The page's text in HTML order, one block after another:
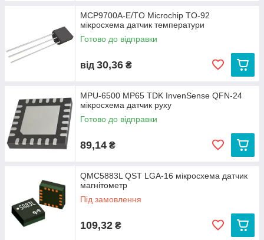
MCP9700A-E/TO Microchip TO-92
мікросхема датчик температури
Готово до відправки
від 30,36 ₴
MPU-6500 MP65 TDK InvenSense QFN-24
мікросхема датчик руху
Готово до відправки
89,14 ₴
QMC5883L QST LGA-16 мікросхема датчик
магнітометр
Під замовлення
109,32 ₴